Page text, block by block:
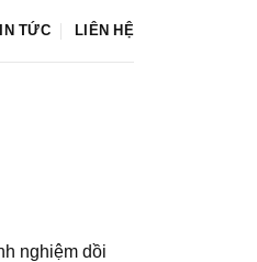
TỨC LIÊN HỆ
nghiệm dồi